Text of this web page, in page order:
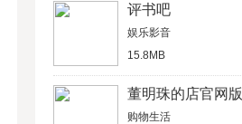
评书吧
娱乐影音
15.8MB
董明珠的店官网版
购物生活